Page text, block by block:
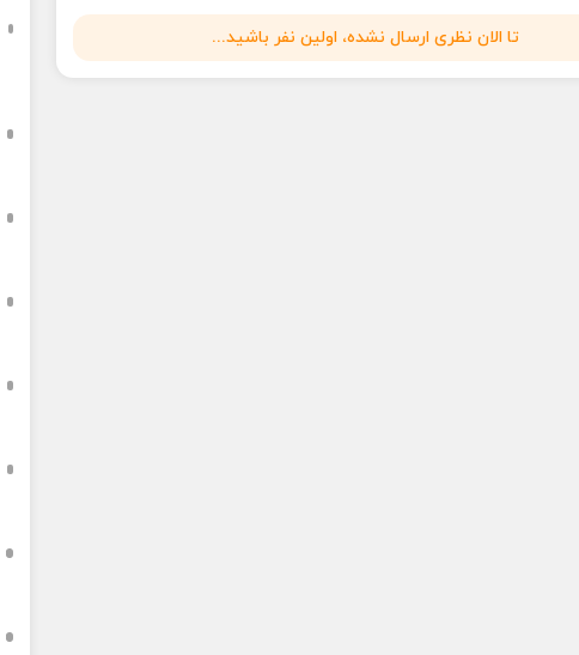
تا الان نظری ارسال نشده، اولین نفر باشید...